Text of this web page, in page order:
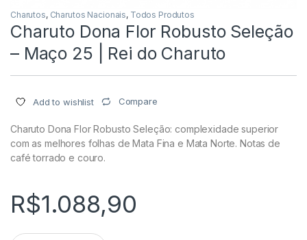
Charutos, Charutos Nacionais, Todos Produtos
Charuto Dona Flor Robusto Seleção
– Maço 25 | Rei do Charuto
Add to wishlist Compare
Charuto Dona Flor Robusto Seleção: complexidade superior
com as melhores folhas de Mata Fina e Mata Norte. Notas de
café torrado e couro.
R$1.088,90